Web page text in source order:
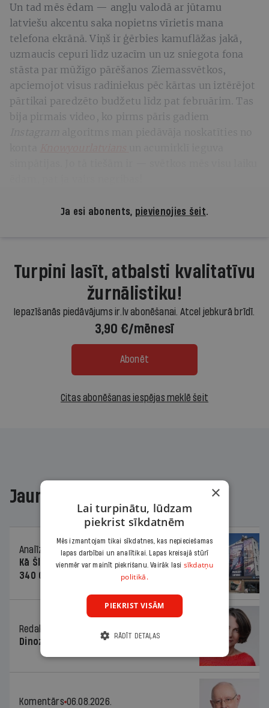
Un tad mēs ēdam — angļu valodā ar jūtamu
latviešu akcentu saka nopietns vīrietis mana
telefona ekrānā. Viņš ir ģērbies kamuflāžas jakā,
uzmaucis cepuri līdz uzacīm un uz sniegota fona
stāsta par mūžīgo pārēšanos Ziemassvētkos,
apciemojot visus radiniekus pēc kārtas un iztērējot
pārtikai paredzēto budžetu līdz pat februārim. Tas
bija pirmais video, ko pirms pāris gadiem
algoritms man piedāvāja noskatīties no
Ja esi abonents, pievienojies šeit.
Turpini lasīt, atbalsti kvalitatīvu
žurnālistiku!
Iepazīšanās piedāvājums ir.lv abonēšanai. Atcel jebkurā brīdī.
3,90 €/mēnesī
Abonēt
Citas abonēšanas iespējas meklē šeit
Jaunākajā žurnālā
Analīze
06.08.2026.
Kā Šlesera partija palika nesodīta par
340 000 vērtu reklāmas kampaņu
Redaktores sleja
06.08.2026.
Dinozaura triks
Komentārs 06.08.2026.
×
Lai turpinātu, lūdzam
piekrist sīkdatnēm
Mēs izmantojam tikai sīkdatnes, kas nepieciešamas
lapas darbībai un analītikai. Lapas kreisajā stūrī
vienmēr var mainīt piekrišanu. Vairāk lasi sīkdatņu
politikā.
PIEKRIST VISĀM
RĀDĪT DETAĻAS